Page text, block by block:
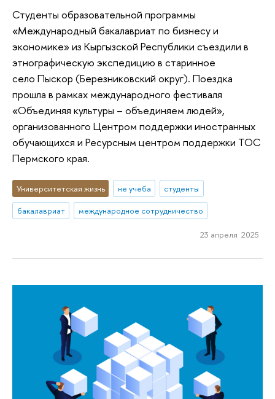
Студенты образовательной программы
«Международный бакалавриат по бизнесу и
экономике» из Кыргызской Республики съездили в
этнографическую экспедицию в старинное
село Пыскор (Березниковский округ). Поездка
прошла в рамках международного фестиваля
«Объединяя культуры – объединяем людей»,
организованного Центром поддержки иностранных
обучающихся и Ресурсным центром поддержки ТОС
Пермского края.
Университетская жизнь не учеба
студенты
бакалавриат
международное сотрудничество
23 апреля 2025